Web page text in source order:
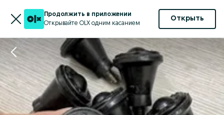
Продолжить в приложении
Открывайте OLX одним касанием
Открыть